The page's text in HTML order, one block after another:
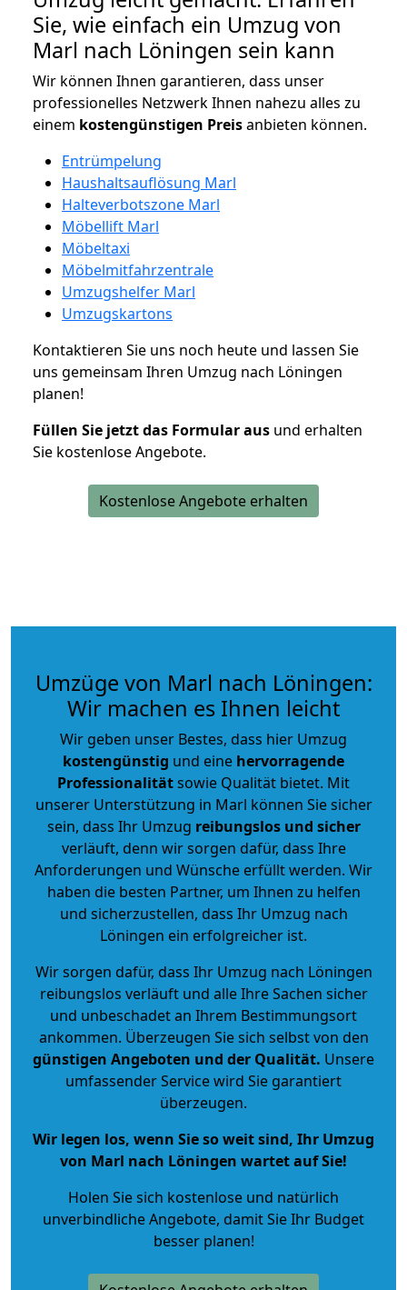
Sie, wie einfach ein Umzug von
Marl nach Löningen sein kann
Wir können Ihnen garantieren, dass unser
professionelles Netzwerk Ihnen nahezu alles zu
einem kostengünstigen Preisanbieten können.
Entrümpelung
Haushaltsauflösung Marl
Halteverbotszone Marl
Möbellift Marl
Möbeltaxi
Möbelmitfahrzentrale
Umzugshelfer Marl
Umzugskartons
Kontaktieren Sie uns noch heute und lassen Sie
uns gemeinsam Ihren Umzug nach Löningen
planen!
Füllen Sie jetzt das Formular aus und erhalten
Sie kostenlose Angebote.
Kostenlose Angebote erhalten
Umzüge von Marl nach Löningen:
Wir machen es Ihnen leicht
Wir geben unser Bestes, dass hier Umzug
kostengünstig und eine hervorragende
Professionalitätsowie Qualität bietet. Mit
unserer Unterstützung in Marl können Sie sicher
sein, dass Ihr Umzug reibungslos und sicher
verläuft, denn wir sorgen dafür, dass Ihre
Anforderungen und Wünsche erfüllt werden. Wir
haben die besten Partner, um Ihnen zu helfen
und sicherzustellen, dass Ihr Umzug nach
Löningen ein erfolgreicher ist.
Wir sorgen dafür, dass Ihr Umzug nach Löningen
reibungslos verläuft und alle Ihre Sachen sicher
und unbeschadet an Ihrem Bestimmungsort
ankommen. Überzeugen Sie sich selbst von den
günstigen Angeboten und der Qualität. Unsere
umfassender Service wird Sie garantiert
überzeugen.
Wir legen los, wenn Sie so weit sind, Ihr Umzug
von Marl nach Löningen wartet auf Sie!
Holen Sie sich kostenlose und natürlich
unverbindliche Angebote, damit Sie Ihr Budget
besser planen!